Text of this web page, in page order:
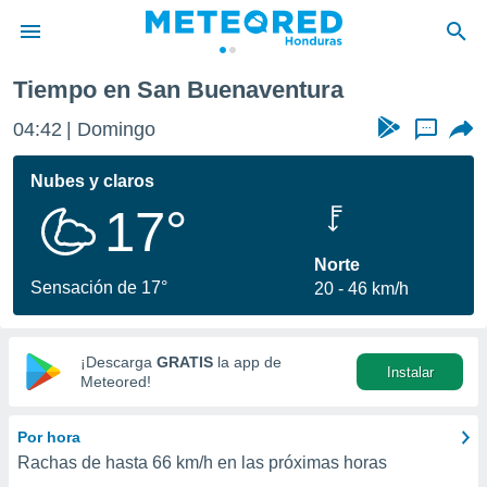
de
ha sido
calidad.
a este
las
y
digital
basada
Tiempo en San Buenaventura
04:42 Domingo ...
Nubes y claros
17°
Sensación de 17°
Norte
20
46 km/h
¡Descarga GRATIS la app de
Meteored!
Instalar
Por hora
Rachas de hasta 66 km/h en las próximas horas